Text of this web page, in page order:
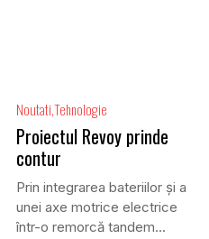
NoutatiTehnologie
Proiectul Revoy prinde
contur
Prin integrarea bateriilor și a
unei axe motrice electrice
într-o remorcă tandem...